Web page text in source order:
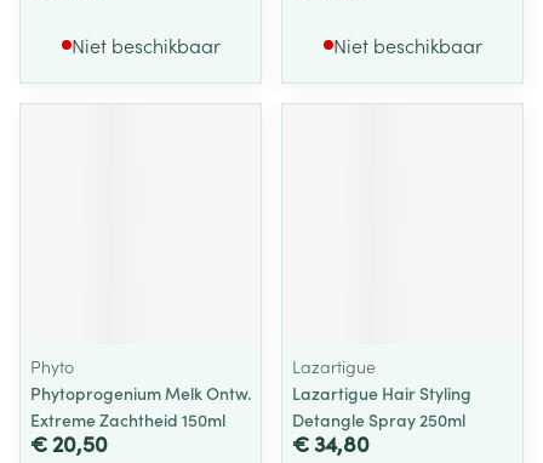
Niet beschikbaar Niet beschikbaar
Phyto
Phytoprogenium Melk Ontw.
Extreme Zachtheid 150ml
€ 20,50
Lazartigue
Lazartigue Hair Styling
Detangle Spray 250ml
€ 34,80